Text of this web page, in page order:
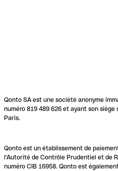
Qonto SA est une société anonyme
numéro 819 489 626 et ayant son
Paris.
Qonto est un établissement de
l'Autorité de Contrôle Prudentiel et de
numéro CIB 16958. Qonto est